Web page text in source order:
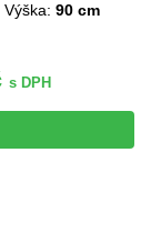
Výška: 90 cm
s DPH